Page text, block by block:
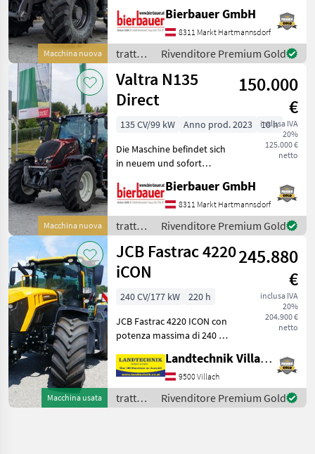
Macchina nuova
und kann nach
telefonischer Vereinbarung
gerne vor Ort besichtigt
werden. Neumaschine sofo
Bierbauer GmbH
8311 Markt Hartmannsdorf
trattori
/ Valtra
Rivenditore Premium Gold
Macchina nuova
Valtra N135
Direct
150.000
€
inclusa IVA
20%
125.000 €
netto
135 CV/99 kW Anno prod. 2023
10 h
Die Maschine befindet sich
in neuem und sofort
und kann nach
telefonischer Vereinbarung
gerne vor Ort besichtigt
werden. Neumaschine sofo
Bierbauer GmbH
8311 Markt Hartmannsdorf
trattori
/ Valtra
Rivenditore Premium Gold
Macchina usata
JCB Fastrac 4220
iCON
245.880
€
inclusa IVA
20%
204.900 €
netto
240 CV/177 kW
220 h
JCB Fastrac 4220 ICON con
potenza massima di 240 PS,
continua, velocità massima
di 60 km/h a regime ridotto,
sospensioni
idropneumatiche in
Landtechnik Villach GmbH
9500 Villach
trattori
/ JCB
Rivenditore Premium Gold